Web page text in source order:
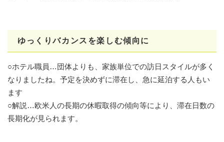
ゆっくりバカンスを楽しむ傾向に
○ホテル職員…団体よりも、家族単位での訪日スタイルが多く
なりましたね。予定を決めずに滞在し、急に延泊する人もい
ます
○解説…欧米人の長期の休暇取得の傾向等により、滞在日数の
長期化が見られます。